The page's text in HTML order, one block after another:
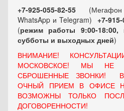
+7-925-055-82-55
WhatsApp и Telegram) +7-
(режим работы 9:00-18:00,
субботы и выходных дней)
ВНИМАНИЕ!
МОСКОВСКОЕ! МЫ НЕ
СБРОШЕННЫЕ ЗВОНКИ!
ОЧНЫЙ ПРИЕМ В ОФИСЕ
ВОЗМОЖНЫ ТОЛЬКО
ДОГОВОРЕННОСТИ!